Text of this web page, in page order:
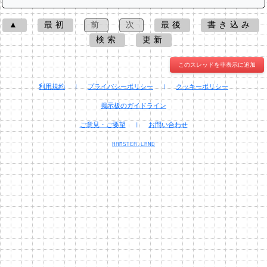
▲ 最初 前 次 最後
書き込み
検索
更新
このスレッドを非表示に追加
利用規約 | プライバシーポリシー | クッキーポリシー
掲示板のガイドライン
ご意見・ご要望 | お問い合わせ
HAMSTER.LAND